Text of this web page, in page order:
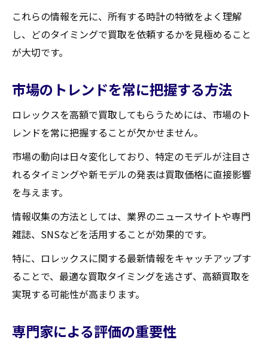
これらの情報を元に、所有する時計の特徴をよく理解
し、どのタイミングで買取を依頼するかを見極めること
が大切です。
市場のトレンドを常に把握する方法
ロレックスを高額で買取してもらうためには、市場のト
レンドを常に把握することが欠かせません。
市場の動向は日々変化しており、特定のモデルが注目さ
れるタイミングや新モデルの発表は買取価格に直接影響
を与えます。
情報収集の方法としては、業界のニュースサイトや専門
雑誌、SNSなどを活用することが効果的です。
特に、ロレックスに関する最新情報をキャッチアップす
ることで、最適な買取タイミングを逃さず、高額買取を
実現する可能性が高まります。
専門家による評価の重要性